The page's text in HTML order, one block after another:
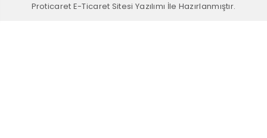
Proticaret E-Ticaret Sitesi Yazılımı İle Hazırlanmıştır.